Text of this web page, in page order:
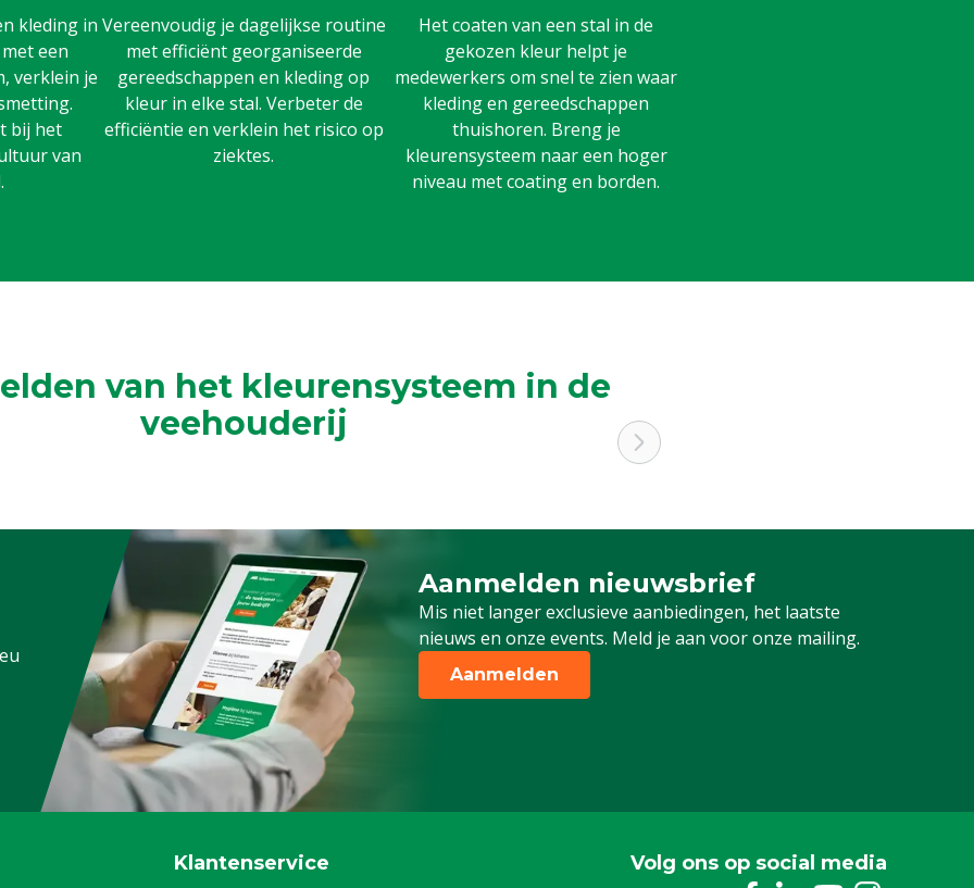
kleding in
een
verklein je
bij het
van
Vereenvoudig je dagelijkse routine
met efficiënt georganiseerde
gereedschappen en kleding op
kleur in elke stal. Verbeter de
efficiëntie en verklein het risico op
ziektes.
Het coaten van een stal in de
gekozen kleur helpt je
medewerkers om snel te zien waar
kleding en gereedschappen
thuishoren. Breng je
kleurensysteem naar een hoger
niveau met coating en borden.
van het kleurensysteem in de
veehouderij
Aanmelden nieuwsbrief
Mis niet langer exclusieve aanbiedingen, het laatste
nieuws en onze events. Meld je aan voor onze mailing.
Schrijf je in voor onze nieuwsbrief
Aanmelden
Klantenservice Volg ons op social media